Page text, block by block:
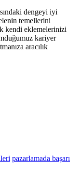
dengeyi iyi
temellerini
kendi eklemelerinizi
kariyer
aracılık
pazarlamada başarı